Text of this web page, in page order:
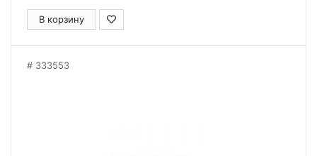
В корзину
333553